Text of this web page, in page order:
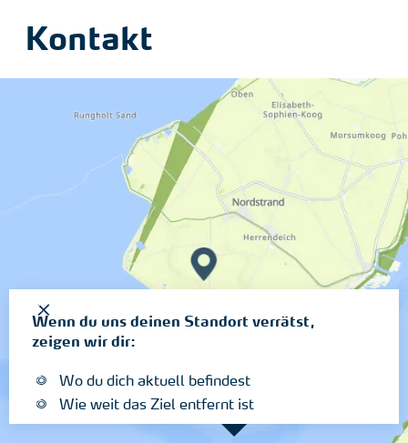
Kontakt
Wenn du uns deinen Standort verrätst,
zeigen wir dir:
Wo du dich aktuell befindest
Wie weit das Ziel entfernt ist